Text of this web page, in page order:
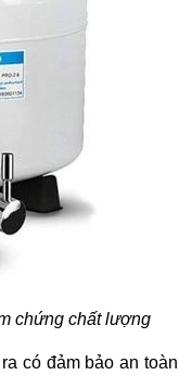
chứng chất lượng
có đảm bảo an toàn